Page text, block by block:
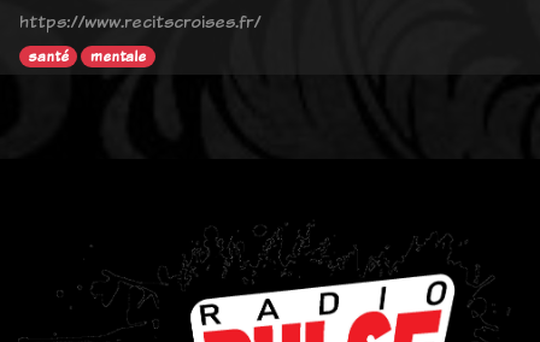
https://www.recitscroises.fr/
santé mentale